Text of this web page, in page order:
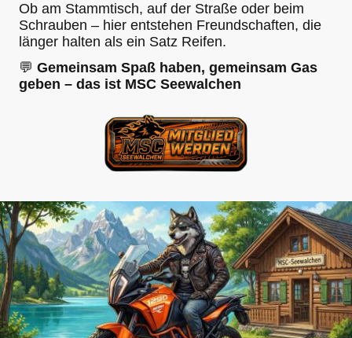
Ob am Stammtisch, auf der Straße oder beim
Schrauben – hier entstehen Freundschaften, die
länger halten als ein Satz Reifen.
💬 Gemeinsam Spaß haben, gemeinsam Gas
geben – das ist MSC Seewalchen